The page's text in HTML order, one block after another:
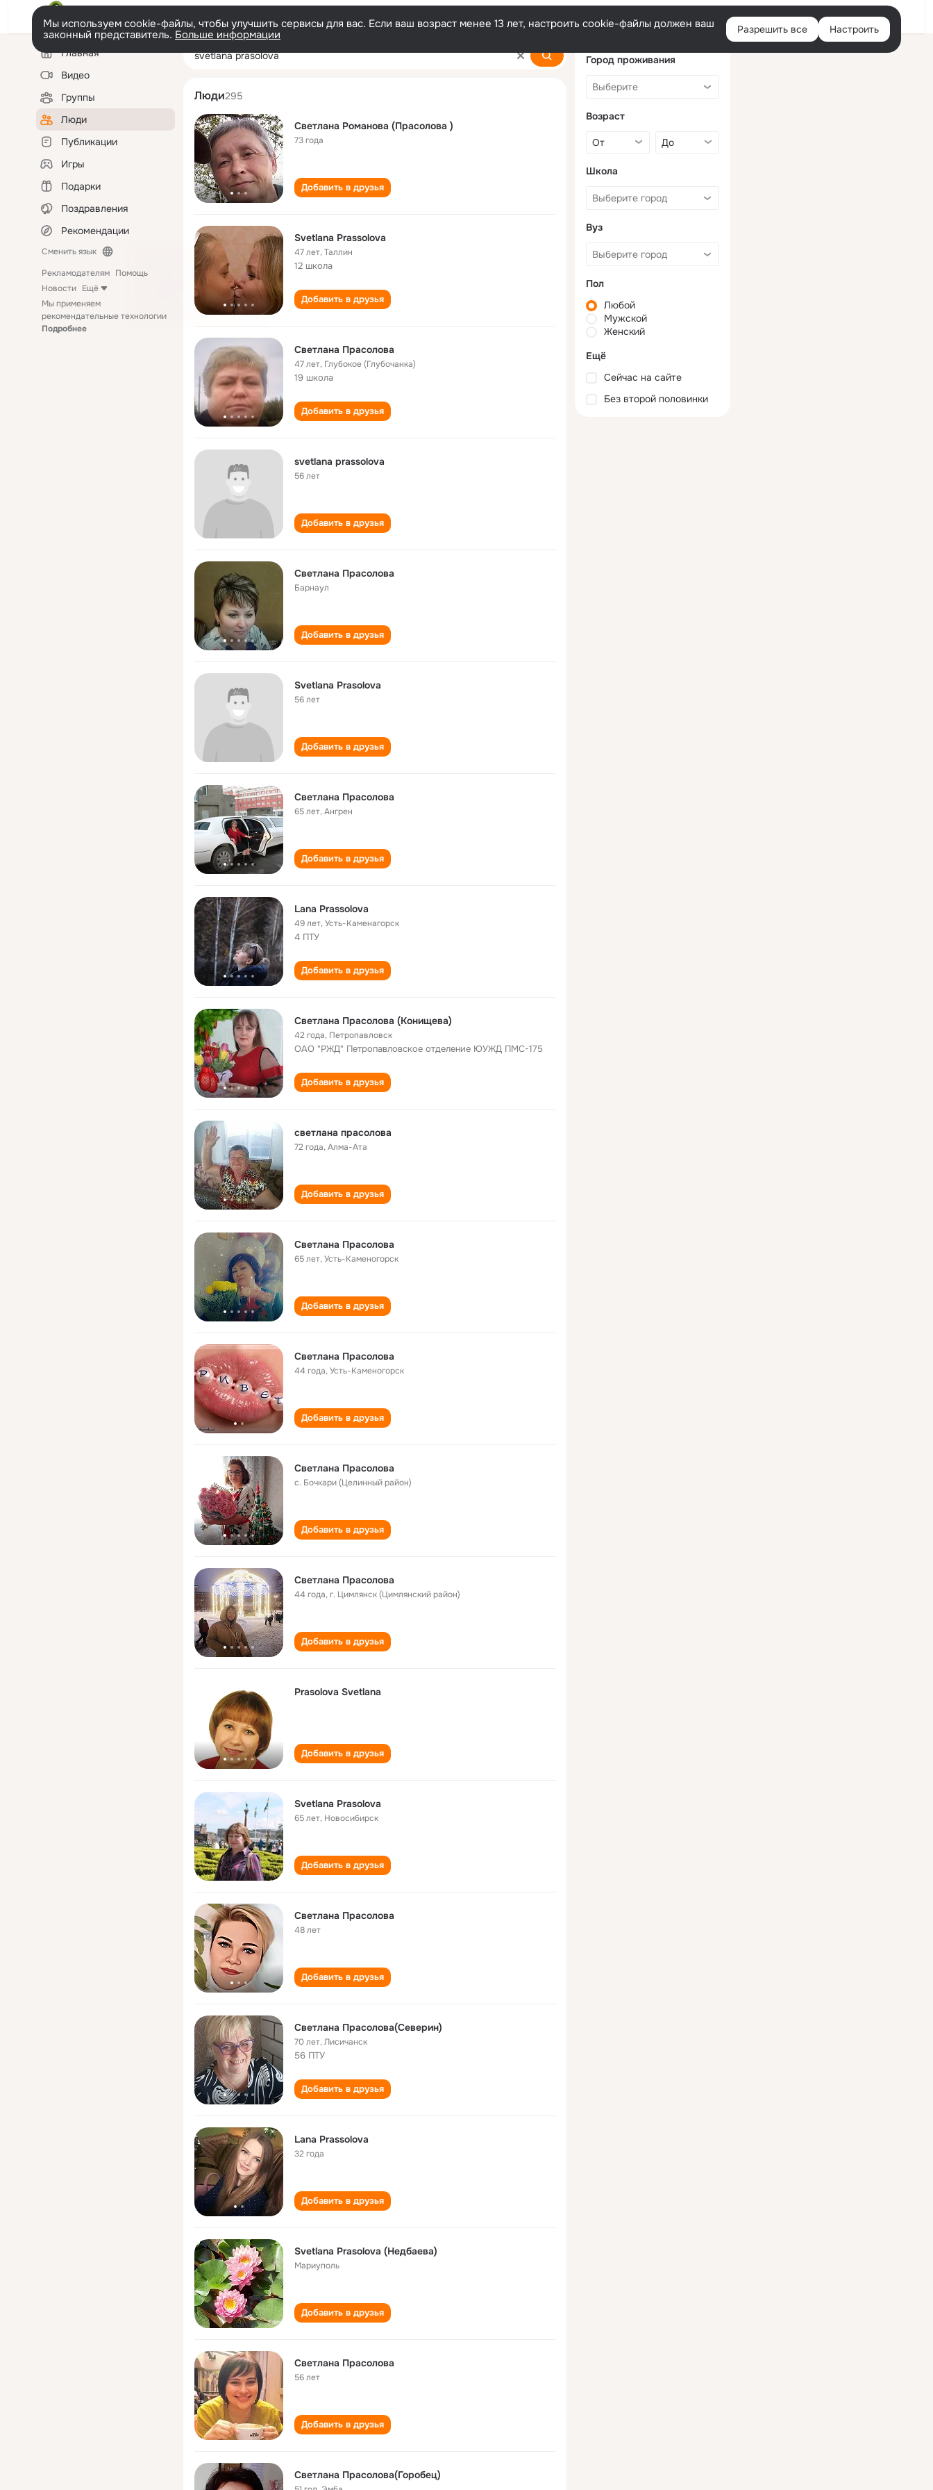
Войти
Мы используем cookie-файлы, чтобы улучшить сервисы для вас. Если ваш возраст менее 13 лет, настроить cookie-файлы должен ваш
законный представитель. Больше информации Разрешить все Настроить
Левая
колонкаГлавная
Видео
Группы
Люди
Публикации
Игры
Подарки
Поздравления
Рекомендации
Сменить язык
Рекламодателям Помощь
Новости Ещё
Мы применяем
рекомендательные технологии
Подробнее
svetlana prasolova
Люди295
Светлана Романова (Прасолова )
73 года
Добавить в друзья
Svetlana Prassolova
47 лет,Таллин
12 школа
Добавить в друзья
Светлана Прасолова
47 лет, Глубокое (Глубочанка)
19 школа
Добавить в друзья
svetlana prassolova
56 лет
Добавить в друзья
Светлана Прасолова
Барнаул
Добавить в друзья
Svetlana Prasolova
56 лет
Добавить в друзья
Светлана Прасолова
65 лет,Ангрен
Добавить в друзья
Lana Prassolova
49 лет,Усть-Каменагорск
4 ПТУ
Добавить в друзья
Светлана Прасолова (Конищева)
42 года, Петропавловск
ОАО "РЖД" Петропавловское отделение ЮУЖД ПМС-175
Добавить в друзья
светлана прасолова
72 года,Алма-Ата
Добавить в друзья
Светлана Прасолова
65 лет,Усть-Каменогорск
Добавить в друзья
Светлана Прасолова
44 года,Усть-Каменогорск
Добавить в друзья
Светлана Прасолова
с. Бочкари (Целинный район)
Добавить в друзья
Светлана Прасолова
44 года,г. Цимлянск (Цимлянский район)
Добавить в друзья
Prasolova Svetlana
Добавить в друзья
Svetlana Prasolova
65 лет, Новосибирск
Добавить в друзья
Светлана Прасолова
48 лет
Добавить в друзья
Светлана Прасолова(Северин)
70 лет,Лисичанск
56 ПТУ
Добавить в друзья
Lana Prassolova
32 года
Добавить в друзья
Svetlana Prasolova (Недбаева)
Мариуполь
Добавить в друзья
Светлана Прасолова
56 лет
Добавить в друзья
Светлана Прасолова(Горобец)
Город проживания
Возраст
Школа
Вуз
Пол
Любой
Мужской
Женский
Ещё
Сейчас на сайте
Без второй половинки